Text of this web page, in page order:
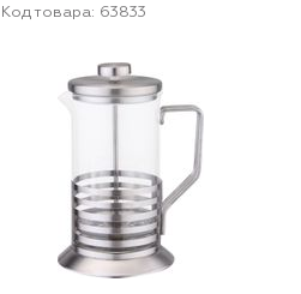
Код товара: 63833